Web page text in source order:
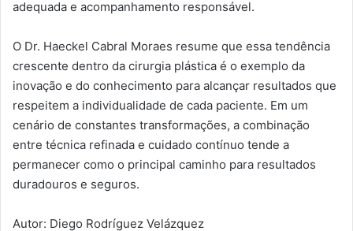
adequada e acompanhamento responsável.
O Dr. Haeckel Cabral Moraes resume que essa tendência
crescente dentro da cirurgia plástica é o exemplo da
inovação e do conhecimento para alcançar resultados que
respeitem a individualidade de cada paciente. Em um
cenário de constantes transformações, a combinação
entre técnica refinada e cuidado contínuo tende a
permanecer como o principal caminho para resultados
duradouros e seguros.
Autor: Diego Rodríguez Velázquez